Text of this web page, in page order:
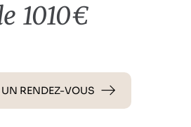
1010€
UN RENDEZ-VOUS